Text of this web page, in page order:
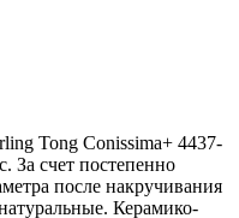
Tong Conissima+ 4437-
За счет постепенно
после накручивания
Керамико-